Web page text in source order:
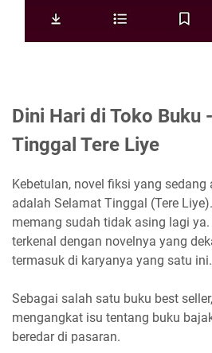
Dini Hari di Toko Buku
Tinggal Tere Liye
Kebetulan, novel fiksi yang sedang
adalah Selamat Tinggal (Tere
memang sudah tidak asing lagi ya.
terkenal dengan novelnya yang
termasuk di karyanya yang satu ini.
Sebagai salah satu buku best
mengangkat isu tentang buku
beredar di pasaran.